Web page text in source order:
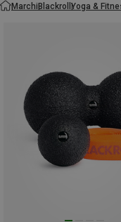
MarchiBlackroll Yoga &